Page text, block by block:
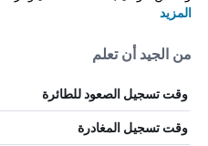
المزيد
من الجيد أن تعلم
وقت تسجيل الصعود للطائرة
وقت تسجيل المغادرة